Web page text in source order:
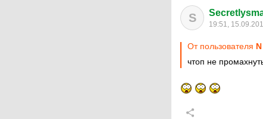
S 19:51,
От пользователя
чтоп не